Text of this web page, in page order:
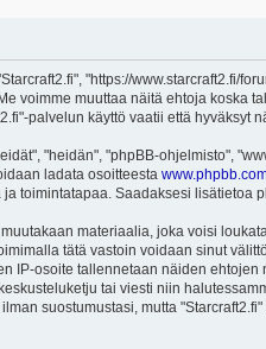
"https://www.starcraft2.fi/
voimme muuttaa näitä ehtoja koska
palvelun käyttö vaatii että hyväksyt
"heidän", "phpBB-ohjelmisto",
ladata osoitteesta
toimintatapaa. Saadaksesi lisätietoa
materiaalia, joka voisi
tätä vastoin voidaan sinut
IP-osoite tallennetaan näiden ehtojen
tai viesti niin
suostumustasi, mutta